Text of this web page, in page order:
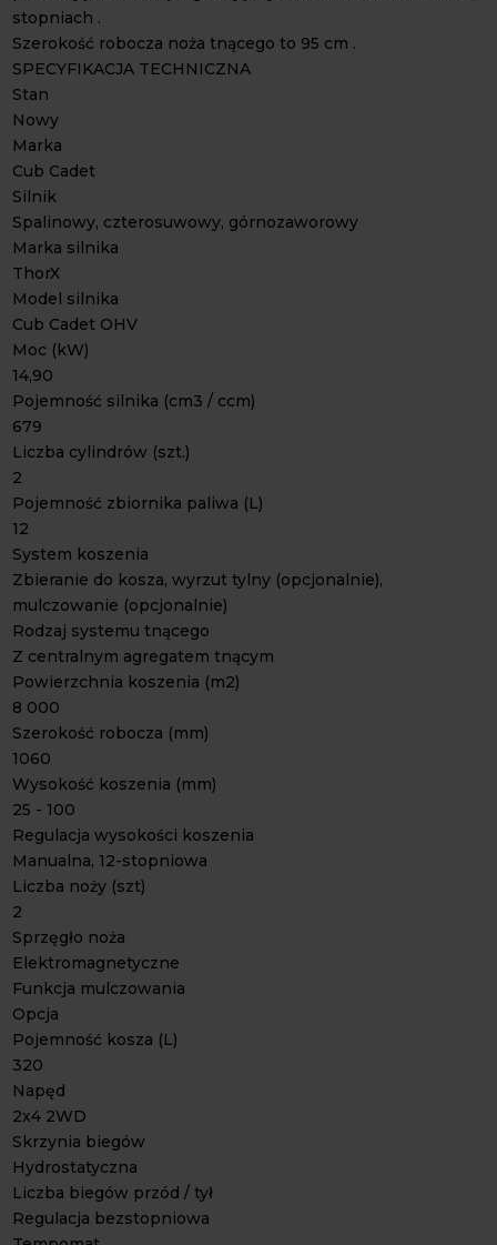
stopniach .
Szerokość robocza noża tnącego to 95 cm .
SPECYFIKACJA TECHNICZNA
Stan
Nowy
Marka
Cub Cadet
Silnik
Spalinowy, czterosuwowy, górnozaworowy
Marka silnika
ThorX
Model silnika
Cub Cadet OHV
Moc (kW)
14,90
Pojemność silnika (cm3 / ccm)
679
Liczba cylindrów (szt.)
2
Pojemność zbiornika paliwa (L)
12
System koszenia
Zbieranie do kosza, wyrzut tylny (opcjonalnie),
mulczowanie (opcjonalnie)
Rodzaj systemu tnącego
Z centralnym agregatem tnącym
Powierzchnia koszenia (m2)
8 000
Szerokość robocza (mm)
1060
Wysokość koszenia (mm)
25 - 100
Regulacja wysokości koszenia
Manualna, 12-stopniowa
Liczba noży (szt)
2
Sprzęgło noża
Elektromagnetyczne
Funkcja mulczowania
Opcja
Pojemność kosza (L)
320
Napęd
2x4 2WD
Skrzynia biegów
Hydrostatyczna
Liczba biegów przód / tył
Regulacja bezstopniowa